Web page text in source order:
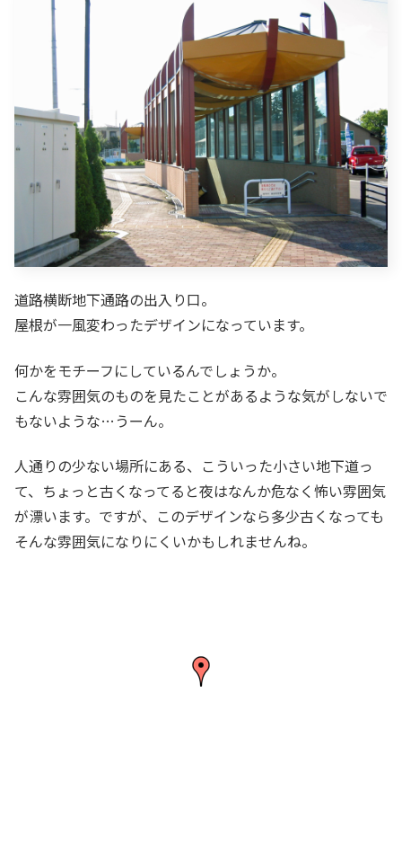
道路横断地下通路の出入り口。
屋根が一風変わったデザインになっています。
何かをモチーフにしているんでしょうか。
こんな雰囲気のものを見たことがあるような気がしないで
もないような…うーん。
人通りの少ない場所にある、こういった小さい地下道っ
て、ちょっと古くなってると夜はなんか危なく怖い雰囲気
が漂います。ですが、このデザインなら多少古くなっても
そんな雰囲気になりにくいかもしれませんね。